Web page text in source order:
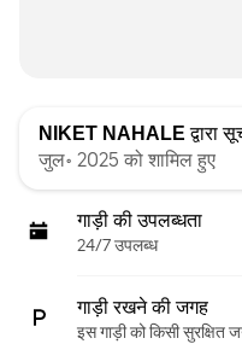
NIKET NAHALE द्वारा
जुल॰ 2025 को शामिल हुए
गाड़ी की उपलब्धता
24/7 उपलब्ध
गाड़ी रखने की जगह
इस गाड़ी को किसी सुरक्षित